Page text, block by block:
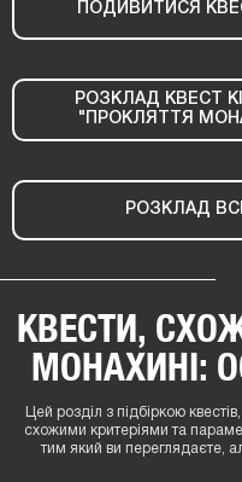
ПОДИВИТИСЯ
РОЗКЛАД КВЕСТ
"ПРОКЛЯТТЯ
РОЗКЛАД
КВЕСТИ,
МОНАХИНІ:
Цей розділ з підбіркою
схожими критеріями та
тим який ви переглядаєте,